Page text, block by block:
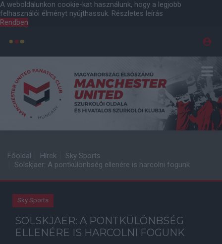
A weboldalunkon cookie-kat használunk, hogy a legjobb
felhasználói élményt nyújthassuk. Részletes leírás
Rendben
Főoldal Hírek
Sky Sports
Solskjaer: A pontkülönbség ellenére is harcolni fogunk
Sky Sports
SOLSKJAER: A PONTKÜLÖNBSÉG
ELLENÉRE IS HARCOLNI FOGUNK